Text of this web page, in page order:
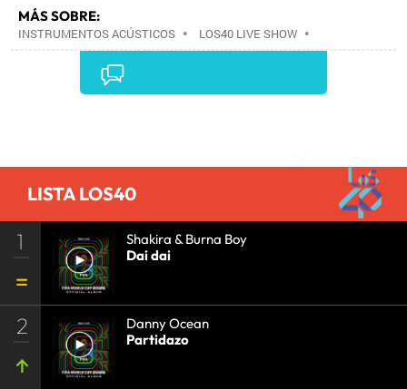
MÁS SOBRE:
INSTRUMENTOS ACÚSTICOS • LOS40 LIVE SHOW •
CONCIERTOS•LOS40•EVENTOS MUSICALES•
•AGENDA CULTURAL
•PRISA MEDIA•MÚSICA•GRUPO
COMUNICACIÓN•COMUNICACIÓN•
LISTA LOS40
1
Shakira & Burna Boy
Dai dai
2
Danny Ocean
Partidazo